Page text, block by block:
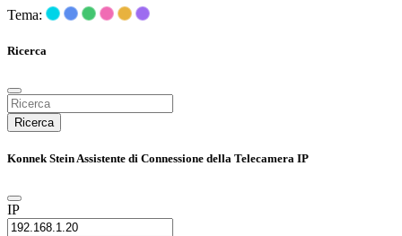
Tema:
Ricerca
Ricerca
Konnek Stein Assistente di Connessione della Telecamera IP
IP